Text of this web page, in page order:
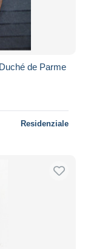
de Parme
Residenziale